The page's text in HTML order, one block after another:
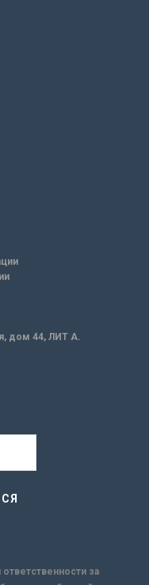
дом 44, ЛИТ А.
за